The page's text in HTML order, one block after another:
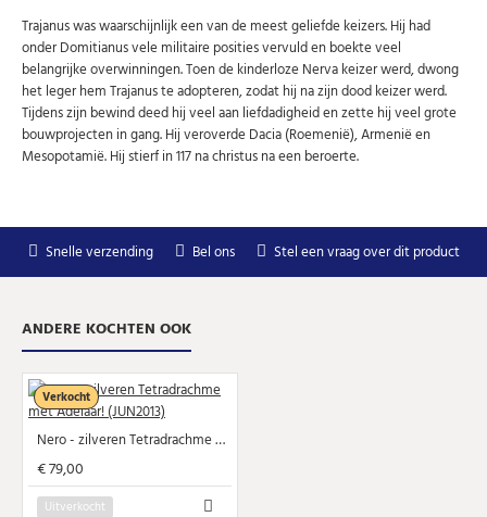
Trajanus was waarschijnlijk een van de meest geliefde keizers. Hij had
onder Domitianus vele militaire posities vervuld en boekte veel
belangrijke overwinningen. Toen de kinderloze Nerva keizer werd, dwong
het leger hem Trajanus te adopteren, zodat hij na zijn dood keizer werd.
Tijdens zijn bewind deed hij veel aan liefdadigheid en zette hij veel grote
bouwprojecten in gang. Hij veroverde Dacia (Roemenië), Armenië en
Mesopotamië. Hij stierf in 117 na christus na een beroerte.
Snelle verzending Bel ons Stel een vraag over dit product
ANDERE KOCHTEN OOK
Verkocht
Nero - zilveren Tetradrachme met Adelaar! (JUN2013)
€ 79,00
Uitverkocht